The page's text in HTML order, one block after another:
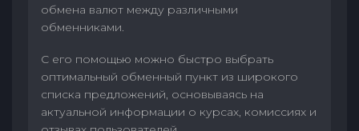
обмена валют между различными
обменниками.
С его помощью можно быстро выбрать
оптимальный обменный пункт из широкого
списка предложений, основываясь на
актуальной информации о курсах, комиссиях и